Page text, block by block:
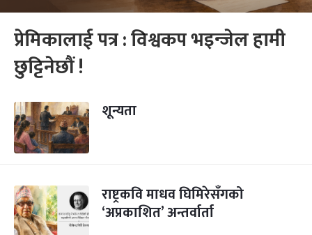
प्रेमिकालाई पत्र : विश्वकप भइन्जेल हामी
छुट्टिनेछौं !
शून्यता
राष्ट्रकवि माधव घिमिरेसँगको
‘अप्रकाशित’ अन्तर्वार्ता